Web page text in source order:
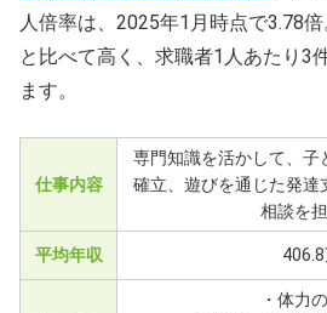
人倍率は、2025年1月時点で3.78
と比べて高く、求職者1人あたり3
ます。
仕事内容
専門知識を活かして、
確立、遊びを通じた発
相談を
平均年収
・体力